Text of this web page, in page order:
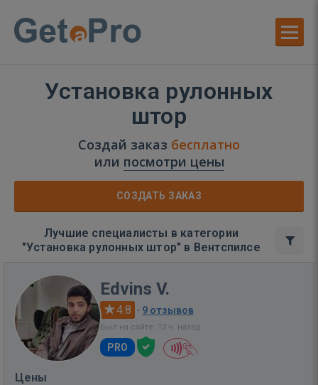
Установка рулонных
штор
Создай заказ бесплатно
или посмотри цены
СОЗДАТЬ ЗАКАЗ
Лучшие специалисты в категории
"Установка рулонных штор" в Вентспилсе
Edvins V.
4.8 · 9 отзывов
Был на сайте: 12 ч. назад
PRO
Цены